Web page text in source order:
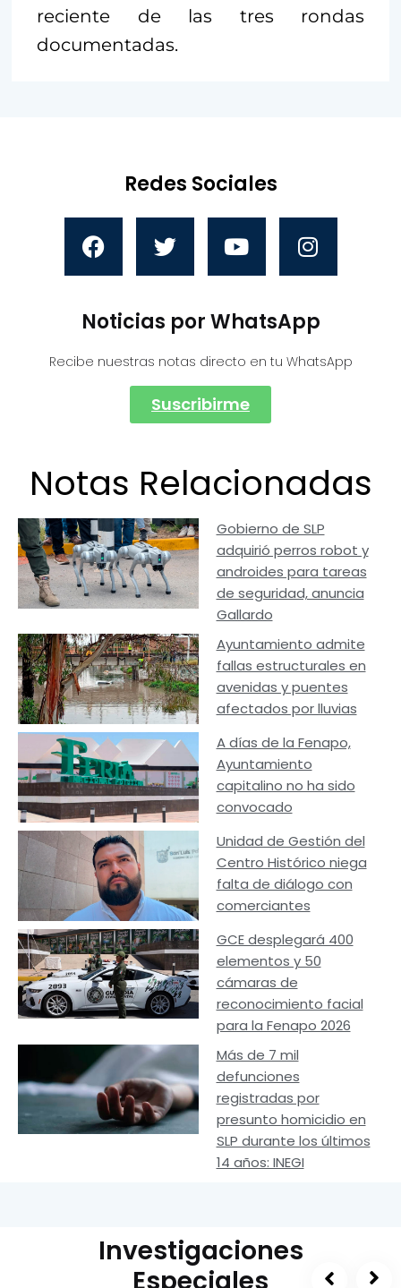
reciente de las tres rondas
documentadas.
Redes Sociales
Noticias por WhatsApp
Recibe nuestras notas directo en tu WhatsApp
Suscribirme
Notas Relacionadas
Gobierno de SLP
adquirió perros robot y
androides para tareas
de seguridad, anuncia
Gallardo
Ayuntamiento admite
fallas estructurales en
avenidas y puentes
afectados por lluvias
A días de la Fenapo,
Ayuntamiento
capitalino no ha sido
convocado
Unidad de Gestión del
Centro Histórico niega
falta de diálogo con
comerciantes
GCE desplegará 400
elementos y 50
cámaras de
reconocimiento facial
para la Fenapo 2026
Más de 7 mil
defunciones
registradas por
presunto homicidio en
SLP durante los últimos
14 años: INEGI
Investigaciones
Especiales